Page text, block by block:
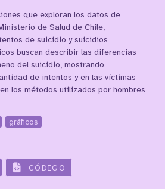
que exploran los datos de
de Salud de Chile,
de suicidio y suicidios
buscan describir las diferencias
del suicidio, mostrando
de intentos y en las víctimas
los métodos utilizados por hombres
gráficos
CÓDIGO